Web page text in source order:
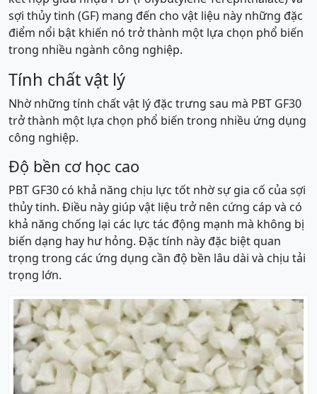
sợi thủy tinh (GF) mang đến cho vật liệu này những đặc
điểm nổi bật khiến nó trở thành một lựa chọn phổ biến
trong nhiều ngành công nghiệp.
Tính chất vật lý
Nhờ những tính chất vật lý đặc trưng sau mà PBT GF30
trở thành một lựa chọn phổ biến trong nhiều ứng dụng
công nghiệp.
Độ bền cơ học cao
PBT GF30 có khả năng chịu lực tốt nhờ sự gia cố của sợi
thủy tinh. Điều này giúp vật liệu trở nên cứng cáp và có
khả năng chống lại các lực tác động mạnh mà không bị
biến dạng hay hư hỏng. Đặc tính này đặc biệt quan
trọng trong các ứng dụng cần độ bền lâu dài và chịu tải
trọng lớn.